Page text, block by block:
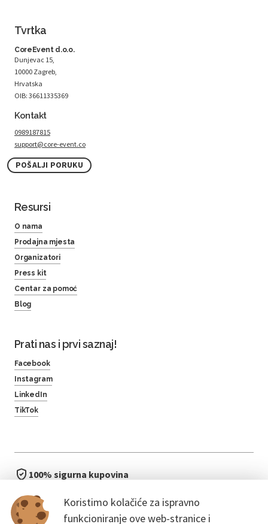
Koristimo kolačiće za ispravno
funkcioniranje ove web-stranice i
Tvrtka
CoreEvent d.o.o.
Dunjevac 15,
10000 Zagreb,
Hrvatska
OIB: 36611335369
Kontakt
0989187815
support@core-event.co
POŠALJI PORUKU
Resursi
O nama
Prodajna mjesta
Organizatori
Press kit
Centar za pomoć
Blog
Prati nas i prvi saznaj!
Facebook
Instagram
LinkedIn
TikTok
100% sigurna kupovina
bez čekanja u redu